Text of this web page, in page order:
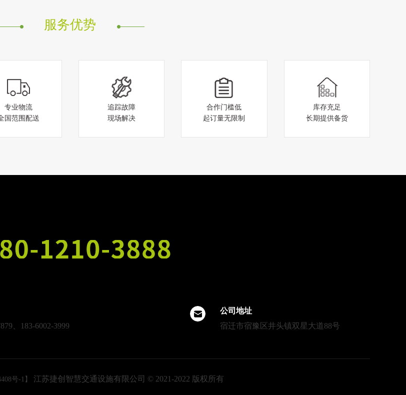
服务优势
专业物流
国范围配送
追踪故障
现场解决
合作门槛低
起订量无限制
库存充足
长期提供备货
、183-6002-3999
公司地址
宿迁市宿豫区井头镇双星大道88号
号-1】 江苏捷创智慧交通设施有限公司 © 2021-2022 版权所有